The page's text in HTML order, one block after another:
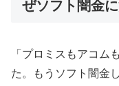
ぜソフト闇金
「プロミスもアコム
た。もうソフト闇金